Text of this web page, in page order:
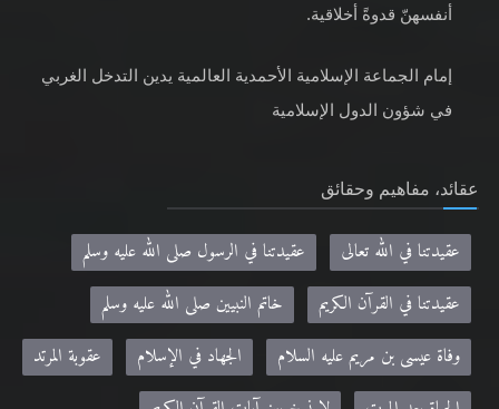
أنفسهنّ قدوةً أخلاقية.
إمام الجماعة الإسلامية الأحمدية العالمية يدين التدخل الغربي
في شؤون الدول الإسلامية
عقائد، مفاهيم وحقائق
عقيدتنا في الله تعالى
عقيدتنا في الرسول صلى الله عليه وسلم
عقيدتنا في القرآن الكريم
خاتم النبيين صلى الله عليه وسلم
وفاة عيسى بن مريم عليه السلام
الجهاد في الإسلام
عقوبة المرتد